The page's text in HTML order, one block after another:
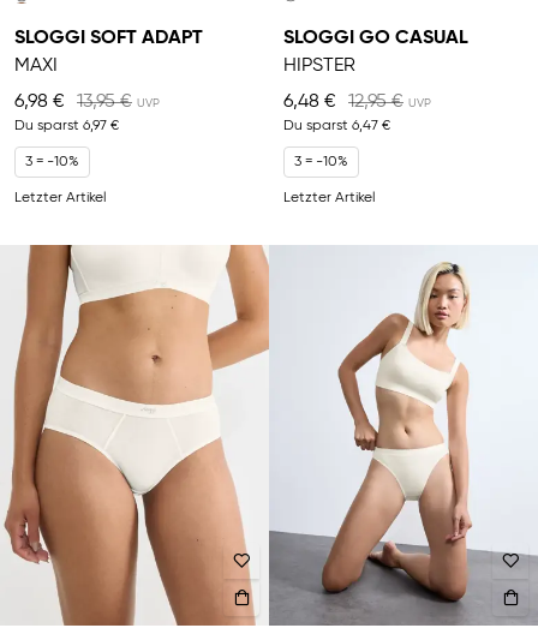
SLOGGI SOFT ADAPT
MAXI
6,98 €
13,95 €
Du sparst 6,97 €
3 = -10%
Letzter Artikel
SLOGGI GO CASUAL
HIPSTER
6,48 €
12,95 €
Du sparst 6,47 €
3 = -10%
Letzter Artikel